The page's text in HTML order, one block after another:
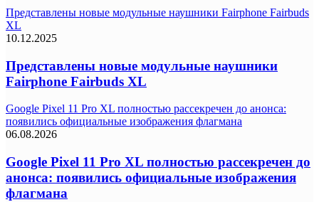
Представлены новые модульные наушники Fairphone Fairbuds
XL
10.12.2025
Представлены новые модульные наушники
Fairphone Fairbuds XL
Google Pixel 11 Pro XL полностью рассекречен до анонса:
появились официальные изображения флагмана
06.08.2026
Google Pixel 11 Pro XL полностью рассекречен до
анонса: появились официальные изображения
флагмана